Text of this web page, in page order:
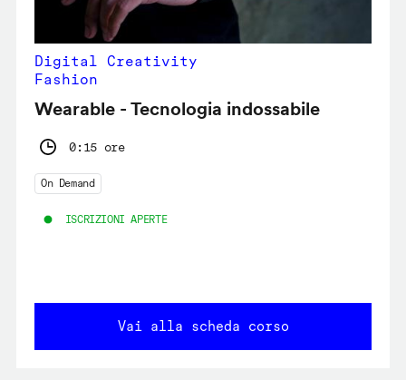
Digital Creativity
Fashion
Wearable - Tecnologia indossabile
0:15 ore
On Demand
ISCRIZIONI APERTE
Vai alla scheda corso